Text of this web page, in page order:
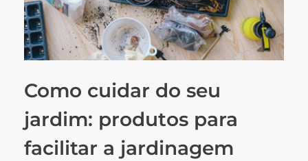
Como cuidar do seu
jardim: produtos para
facilitar a jardinagem